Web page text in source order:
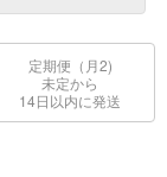
定期便（月2)
未定から
14日以内に発送